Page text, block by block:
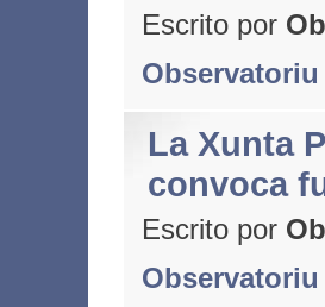
Escrito por
Observatoriu
La Xunta
convoca
Escrito por
Observatoriu